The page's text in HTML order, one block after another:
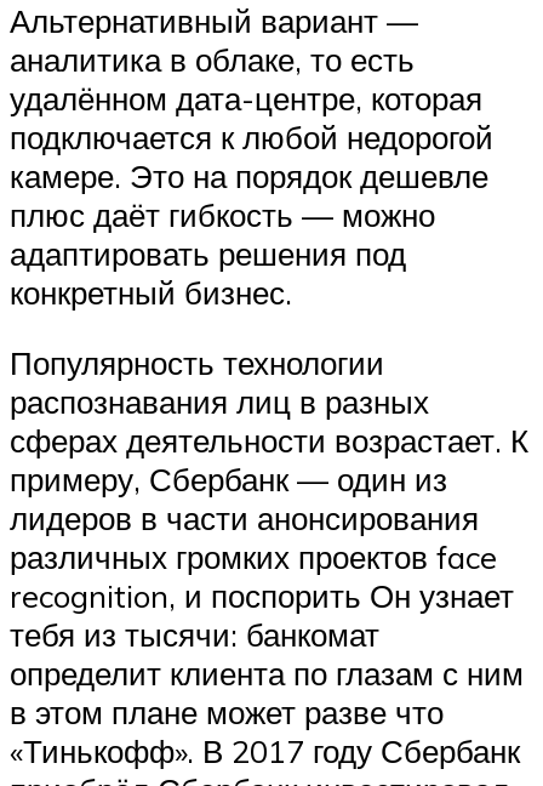
Альтернативный вариант —
аналитика в облаке, то есть
удалённом дата-центре, которая
подключается к любой недорогой
камере. Это на порядок дешевле
плюс даёт гибкость — можно
адаптировать решения под
конкретный бизнес.
Популярность технологии
распознавания лиц в разных
сферах деятельности возрастает. К
примеру, Сбербанк — один из
лидеров в части анонсирования
различных громких проектов face
recognition, и поспорить Он узнает
тебя из тысячи: банкомат
определит клиента по глазам с ним
в этом плане может разве что
«Тинькофф». В 2017 году Сбербанк